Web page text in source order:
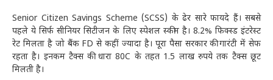
Senior Citizen Savings Scheme (SCSS) के ढेर सारे फायदे हैं। सबसे
पहले ये सिर्फ सीनियर सिटीजन के लिए स्पेशल स्कीम है। 8.2% फिक्स्ड इंटरेस्ट
रेट मिलता है जो बैंक FD से कहीं ज्यादा है। पूरा पैसा सरकार की गारंटी में सेफ
रहता है। इनकम टैक्स की धारा 80C के तहत 1.5 लाख रुपये तक टैक्स छूट
मिलती है।